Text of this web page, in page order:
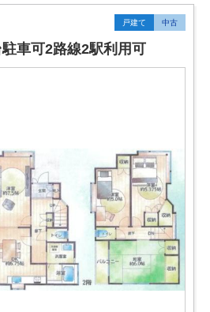
戸建て 中古
車可2路線2駅利用可